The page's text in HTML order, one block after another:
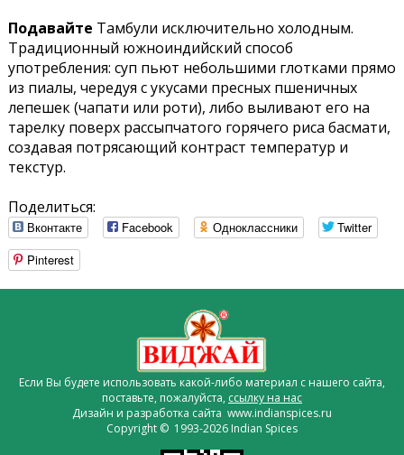
Подавайте Тамбули исключительно холодным.
Традиционный южноиндийский способ
употребления: суп пьют небольшими глотками прямо
из пиалы, чередуя с укусами пресных пшеничных
лепешек (чапати или роти), либо выливают его на
тарелку поверх рассыпчатого горячего риса басмати,
создавая потрясающий контраст температур и
текстур.
Поделиться:
Вконтакте Facebook Одноклассники
Twitter
Pinterest
Если Вы будете использовать какой-либо материал с нашего сайта,
поставьте, пожалуйста, ссылку на нас
Дизайн и разработка сайта www.indianspices.ru
Copyright © 1993-2026 Indian Spices